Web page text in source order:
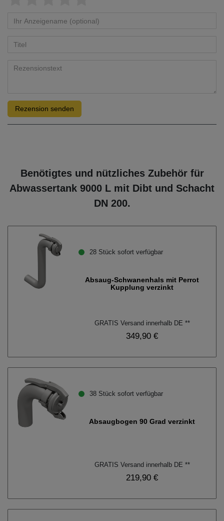
Rezension senden
Benötigtes und nützliches Zubehör für
Abwassertank 9000 L mit Dibt und Schacht
DN 200.
28 Stück sofort verfügbar
Absaug-Schwanenhals mit Perrot
Kupplung verzinkt
GRATIS Versand innerhalb DE **
349,90 €
38 Stück sofort verfügbar
Absaugbogen 90 Grad verzinkt
GRATIS Versand innerhalb DE **
219,90 €